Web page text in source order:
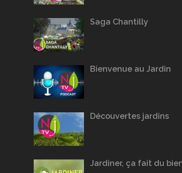
Saga Chantilly
Bienvenue au Jardin
Découvertes jardins
Jardiner, ça fait du